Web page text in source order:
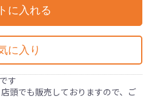
に入れる
に入り
す
頭でも販売しておりますので、ご